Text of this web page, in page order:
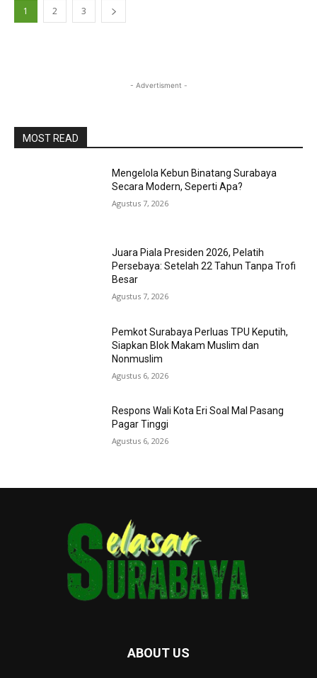
1 2 3
- Advertisment -
MOST READ
Mengelola Kebun Binatang Surabaya
Secara Modern, Seperti Apa?
Agustus 7, 2026
Juara Piala Presiden 2026, Pelatih
Persebaya: Setelah 22 Tahun Tanpa Trofi
Besar
Agustus 7, 2026
Pemkot Surabaya Perluas TPU Keputih,
Siapkan Blok Makam Muslim dan
Nonmuslim
Agustus 6, 2026
Respons Wali Kota Eri Soal Mal Pasang
Pagar Tinggi
Agustus 6, 2026
ABOUT US